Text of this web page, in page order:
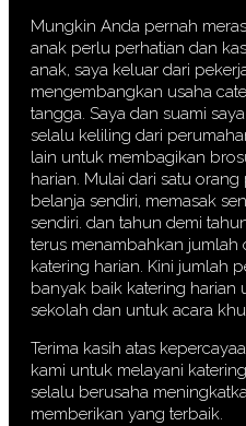
Mungkin Anda pernah
anak perlu perhatian dan
anak, saya keluar dari
mengembangkan usaha
tangga. Saya dan suami
selalu keliling dari
lain untuk membagikan
harian. Mulai dari satu
belanja sendiri, memasak
sendiri. dan tahun demi
terus menambahkan jumlah
katering harian. Kini jumlah
banyak baik katering harian
sekolah dan untuk acara
Terima kasih atas
kami untuk melayani
selalu berusaha
memberikan yang terbaik.